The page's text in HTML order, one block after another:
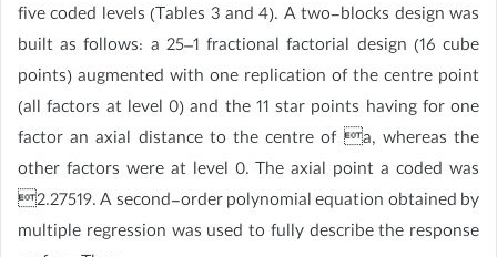
five coded levels (Tables 3 and 4). A two-blocks design was
built as follows: a 25–1 fractional factorial design (16 cube
points) augmented with one replication of the centre point
(all factors at level 0) and the 11 star points having for one
factor an axial distance to the centre of a, whereas the
other factors were at level 0. The axial point a coded was
2.27519. A second-order polynomial equation obtained by
multiple regression was used to fully describe the response